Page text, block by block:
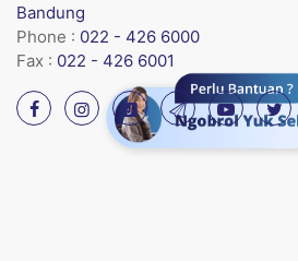
Bandung
Phone : 022 - 426 6000
Fax : 022 - 426 6001